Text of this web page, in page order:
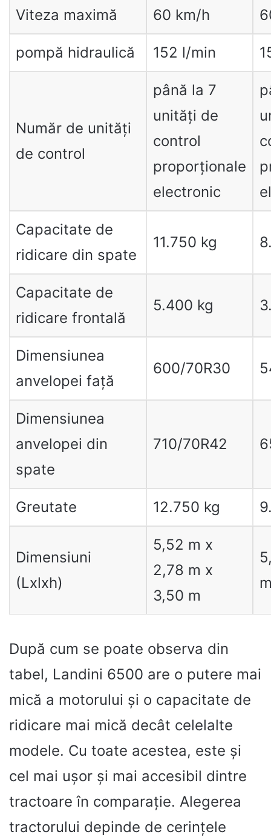
Viteza maximă 60 km/h
pompă hidraulică 152 l/min
Număr de unități
de control
până la 7
unități de
control
proporționale
electronic
Capacitate de
ridicare din spate
11.750 kg
Capacitate de
ridicare frontală
5.400 kg
Dimensiunea
anvelopei față
600/70R30
Dimensiunea
anvelopei din
spate
710/70R42
Greutate 12.750 kg
Dimensiuni
(Lxlxh)
5,52 m x
2,78 m x
3,50 m
După cum se poate observa din
tabel, Landini 6500 are o putere mai
mică a motorului și o capacitate de
ridicare mai mică decât celelalte
modele. Cu toate acestea, este și
cel mai ușor și mai accesibil dintre
tractoare în comparație. Alegerea
tractorului depinde de cerințele